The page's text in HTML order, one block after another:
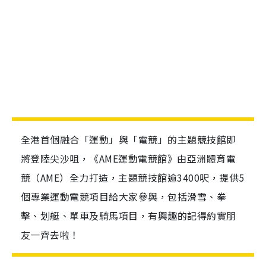
全港首個融合「運動」與「電競」的主題競技館即
將登陸尖沙咀，《AME運動電競館》由亞洲體育電
競（AME）全力打造，主題競技館逾3400呎，提供5
個專業運動電競項目給大家參與，包括滑雪、拳
擊、划艇、單車及騎馬項目，有興趣的記得約實朋
友一齊去啦！